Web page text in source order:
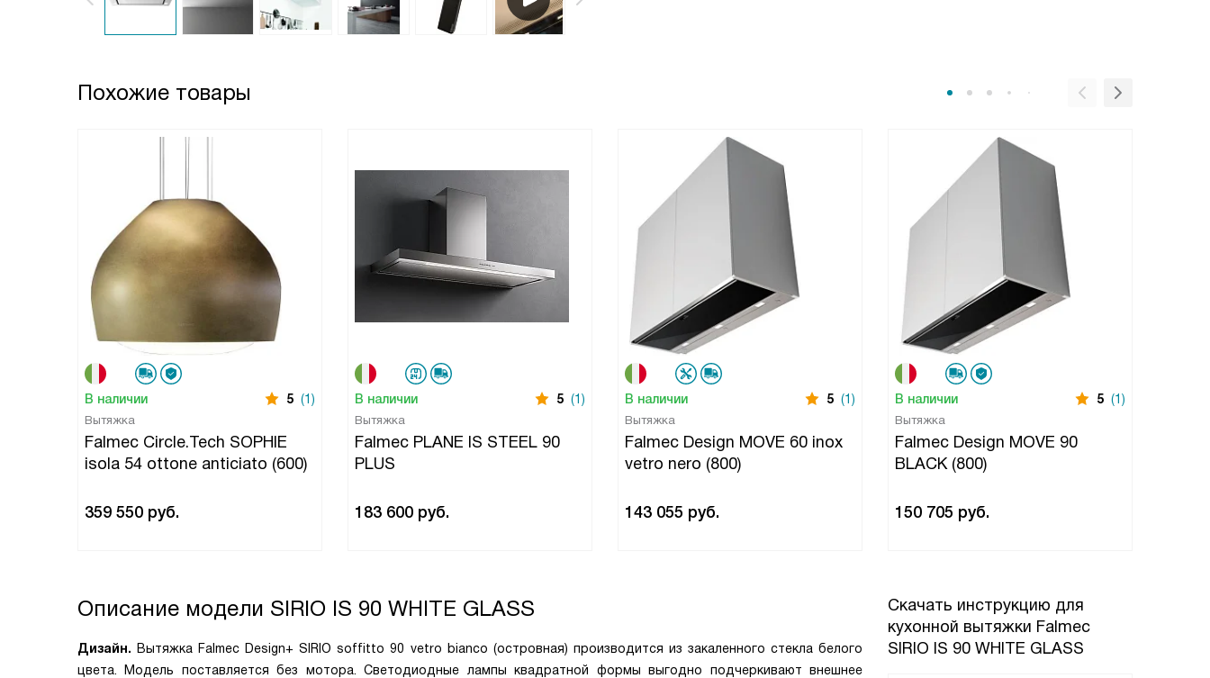
Похожие товары
В наличии 5 (1)
Вытяжка
Falmec Circle.Tech SOPHIE
isola 54 ottone anticiato (600)
359 550 руб.
В наличии 5 (1)
Вытяжка
Falmec PLANE IS STEEL 90
PLUS
183 600 руб.
В наличии 5 (1)
Вытяжка
Falmec Design MOVE 60 inox
vetro nero (800)
143 055 руб.
В наличии 5 (1)
Вытяжка
Falmec Design MOVE 90
BLACK (800)
150 705 руб.
Скачать инструкцию для
кухонной вытяжки Falmec
SIRIO IS 90 WHITE GLASS
Описание модели SIRIO IS 90 WHITE GLASS
Дизайн. Вытяжка Falmec Design+ SIRIO soffitto 90 vetro bianco (островная) производится из закаленного стекла белого
цвета. Модель поставляется без мотора. Светодиодные лампы квадратной формы выгодно подчеркивают внешнее